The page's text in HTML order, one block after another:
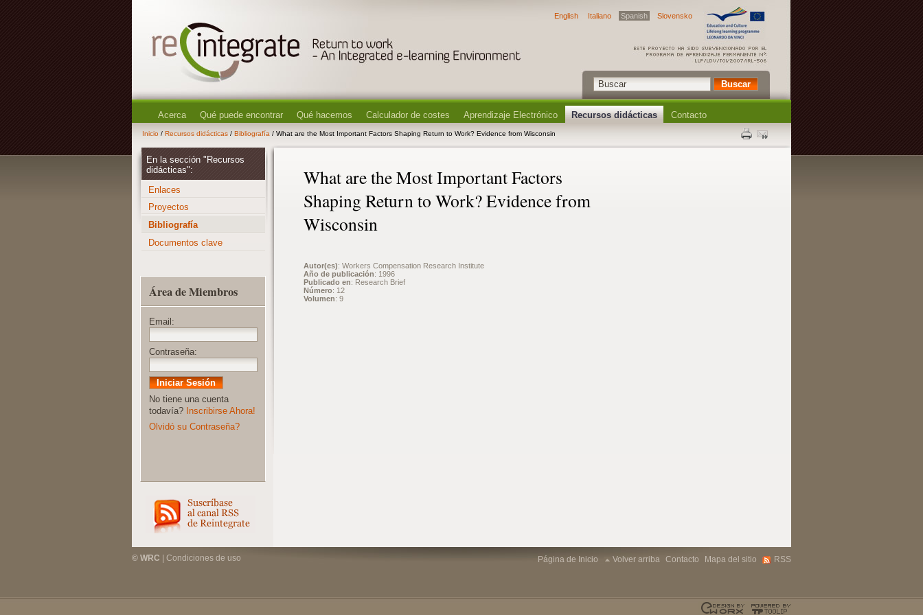
English Italiano Spanish Slovensko
Acerca Qué puede encontrar Qué hacemos Calculador de costes Aprendizaje Electrónico Recursos didácticas Contacto
Inicio / Recursos didácticas / Bibliografía / What are the Most Important Factors Shaping Return to Work? Evidence from Wisconsin
What are the Most Important Factors
Shaping Return to Work? Evidence from
Wisconsin
Autor(es): Workers Compensation Research Institute
Año de publicación: 1996
Publicado en: Research Brief
Número: 12
Volumen: 9
En la sección "Recursos
didácticas":
Enlaces
Proyectos
Bibliografía
Documentos clave
Área de Miembros
Email:
Contraseña:
No tiene una cuenta
todavía? Inscribirse Ahora!
Olvidó su Contraseña?
© WRC Condiciones de uso Página de Inicio Volver arriba Contacto Mapa del sitio RSS